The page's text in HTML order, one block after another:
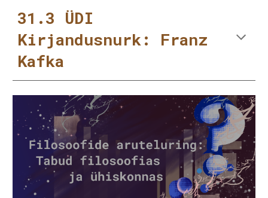
31.3 ÜDI
Kirjandusnurk: Franz
Kafka